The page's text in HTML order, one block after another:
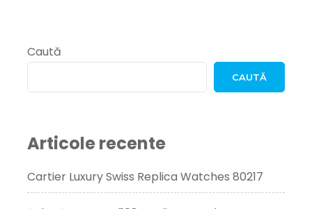
Caută
CAUTĂ
Articole recente
Cartier Luxury Swiss Replica Watches 80217